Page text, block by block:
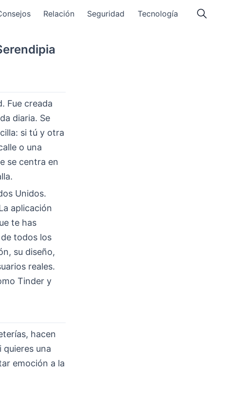
Relación Seguridad Tecnología
Fue creada
diaria. Se
si tú y otra
o una
se centra en
Unidos.
aplicación
te has
todos los
su diseño,
reales.
Tinder y
hacen
quieres una
emoción a la